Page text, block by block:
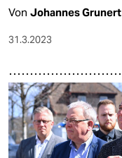
Von Johannes Grunert
31.3.2023